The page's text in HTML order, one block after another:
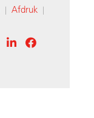
Afdruk